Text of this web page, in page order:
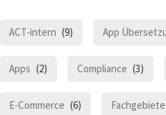
ACT-intern (9) App
Apps (2) Compliance (3)
E-Commerce (6) Fachgebiete